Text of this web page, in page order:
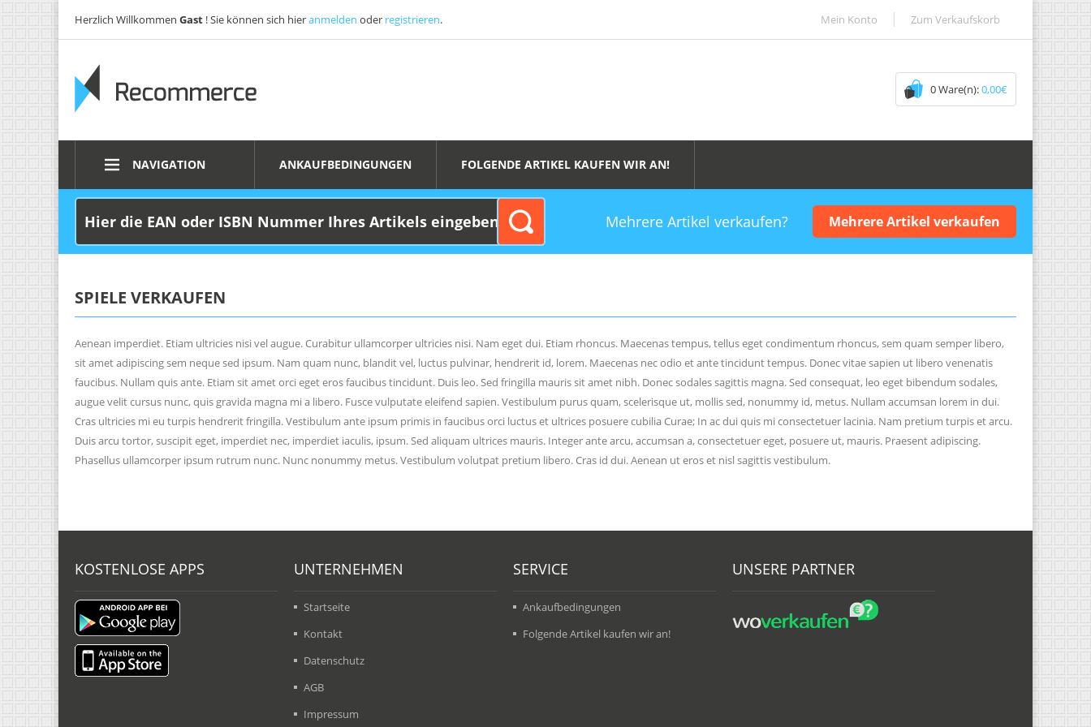
Herzlich Willkommen Gast ! Sie können sich hieranmelden oder registrieren. Mein Konto Zum Verkaufskorb
0 Ware(n):0,00€
NAVIGATION ANKAUFBEDINGUNGEN FOLGENDE ARTIKEL KAUFEN WIR AN!
Mehrere Artikel verkaufen
Mehrere Artikel verkaufen?
SPIELE VERKAUFEN
Aenean imperdiet. Etiam ultricies nisi vel augue. Curabitur ullamcorper ultricies nisi. Nam eget dui. Etiam rhoncus. Maecenas tempus, tellus eget condimentum rhoncus, sem quam semper libero,
sit amet adipiscing sem neque sed ipsum. Nam quam nunc, blandit vel, luctus pulvinar, hendrerit id, lorem. Maecenas nec odio et ante tincidunt tempus. Donec vitae sapien ut libero venenatis
faucibus. Nullam quis ante. Etiam sit amet orci eget eros faucibus tincidunt. Duis leo. Sed fringilla mauris sit amet nibh. Donec sodales sagittis magna. Sed consequat, leo eget bibendum sodales,
augue velit cursus nunc, quis gravida magna mi a libero. Fusce vulputate eleifend sapien. Vestibulum purus quam, scelerisque ut, mollis sed, nonummy id, metus. Nullam accumsan lorem in dui.
Cras ultricies mi eu turpis hendrerit fringilla. Vestibulum ante ipsum primis in faucibus orci luctus et ultrices posuere cubilia Curae; In ac dui quis mi consectetuer lacinia. Nam pretium turpis et arcu.
Duis arcu tortor, suscipit eget, imperdiet nec, imperdiet iaculis, ipsum. Sed aliquam ultrices mauris. Integer ante arcu, accumsan a, consectetuer eget, posuere ut, mauris. Praesent adipiscing.
Phasellus ullamcorper ipsum rutrum nunc. Nunc nonummy metus. Vestibulum volutpat pretium libero. Cras id dui. Aenean ut eros et nisl sagittis vestibulum.
KOSTENLOSE APPS UNTERNEHMEN
Startseite
Kontakt
Datenschutz
AGB
Impressum
SERVICE
Ankaufbedingungen
Folgende Artikel kaufen wir an!
UNSERE PARTNER